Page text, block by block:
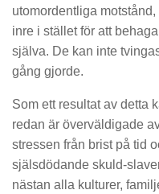
utomordentliga
inre i stället för att
själva. De kan inte
gång gjorde.
Som ett resultat av detta
redan är överväldigade
stressen från brist på tid
själsdödande skuld-
nästan alla kulturer,